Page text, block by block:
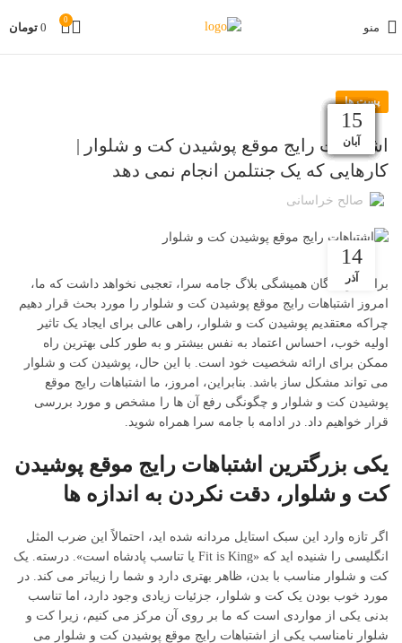
منو
0
0 تومان
پست ها
اشتباهات رایج موقع پوشیدن کت و شلوار |
کارهایی که یک جنتلمن انجام نمی دهد
صالح خراسانی
14
آذر
برای خوانندگان همیشگی بلاگ جامه سرا، تعجبی نخواهد داشت که ما،
امروز اشتباهات رایج موقع پوشیدن کت و شلوار را مورد بحث قرار دهیم
چراکه معتقدیم پوشیدن کت و شلوار، راهی عالی برای ایجاد یک تاثیر
اولیه خوب، احساس اعتماد به نفس بیشتر و به طور کلی بهترین راه
ممکن برای ارائه شخصیت خود است. با این حال، پوشیدن کت و شلوار
می تواند مشکل ساز باشد. بنابراین، امروز، ما اشتباهات رایج موقع
پوشیدن کت و شلوار و چگونگی رفع آن ها را مشخص و مورد بررسی
قرار خواهیم داد. در ادامه با جامه سرا همراه شوید.
یکی بزرگترین اشتباهات رایج موقع پوشیدن
کت و شلوار، دقت نکردن به اندازه ها
اگر تازه وارد این سبک استایل مردانه شده اید، احتمالاً این ضرب المثل
انگلیسی را شنیده اید که «Fit is King یا تناسب پادشاه است». درسته. یک
کت و شلوار مناسب با بدن، ظاهر بهتری دارد و شما را زیباتر می کند. در
مورد خوب بودن یک کت و شلوار، جزئیات زیادی وجود دارد، اما تناسب
بدنی یکی از مواردی است که ما بر روی آن مرکز می کنیم، زیرا کت و
شلوار نامناسب یکی از اشتباهات رایج موقع پوشیدن کت و شلوار می
30
مهر
02
بهمن
19
دی
12
دی
05
دی
27
آذر
20
آذر
13
آذر
07
آذر
29
آبان
22
آبان
15
آبان